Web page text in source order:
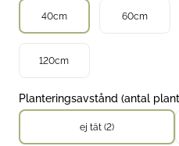
40cm 60cm
120cm
Planteringsavstånd (antal
ej tät (2)